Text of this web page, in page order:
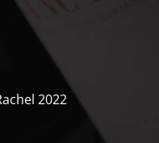
2022